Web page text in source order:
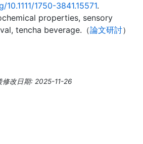
1750-3841.15571.
properties, sensory
tencha beverage.（論文研討）
修改日期: 2025-11-26